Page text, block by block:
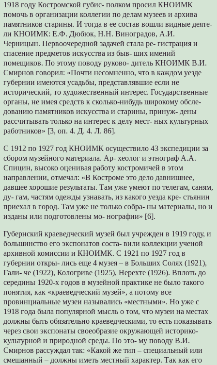
1918 году Костромской губис- полком просил КНОИМК
помочь в организации коллегии по делам музеев и архива
памятников старины. И тогда в ее состав вошли видные деяте-
ли КНОИМК: Е.Ф. Дюбюк, Н.Н. Виноградов, А.И.
Черницын. Первоочередной задачей стала ре- гистрация и
спасение предметов искусства из быв- ших имений
помещиков. По этому поводу руково- дитель КНОИМК В.И.
Смирнов говорил: «Почти несомненно, что в каждом уезде
губернии имеются усадьбы, представлявшие если не
исторический, то художественный интерес. Государственные
органы, не имея средств к сколько-нибудь широкому обсле-
дованию памятников искусства и старины, принуж- дены
рассчитывать только на интерес к делу мест- ных культурных
работников» [3, оп. 4. Д. 4. Л. 86].
С 1912 по 1927 год КНОИМК осуществило 43 экспедиции за
сбором музейного материала. Ар- хеолог и этнограф А.А.
Спицин, высоко оценивая работу костромичей в этом
направлении, отмечал: «В Костроме это дело давнишнее,
давшее хорошие результаты. Там уже умеют по телегам, саням,
ду- гам, частям одежды узнавать, из какого уезда кре- стьянин
приехал в город. Там уже не только собра- ны материалы, но и
изданы или подготовлены мо- нографии» [6].
Губернский краеведческий музей был учрежден в 1919 году, и
большинство его экспонатов соста- вили коллекции ученой
архивной комиссии и КНОИМК. С 1921 по 1927 год в
губернии откры- лись еще 4 музея – в Больших Солях (1921),
Гали- че (1922), Кологриве (1925), Нерехте (1926). Вплоть до
середины 1920-х годов в музейной практике не было такого
понятия, как «краеведческий музей», а потому все
провинциальные музеи назывались «местными». Но уже с
1918 года была популярной мысль о том, что музеи на местах
должны быть обязательно краеведческими, то есть показывать
через свои экспонаты своеобразие окружающей историко-
культурной и природной среды. По это- му поводу В.И.
Смирнов рассуждал так: «Какой же тип – специальный или
смешанный – должны иметь местный характер. Так как его